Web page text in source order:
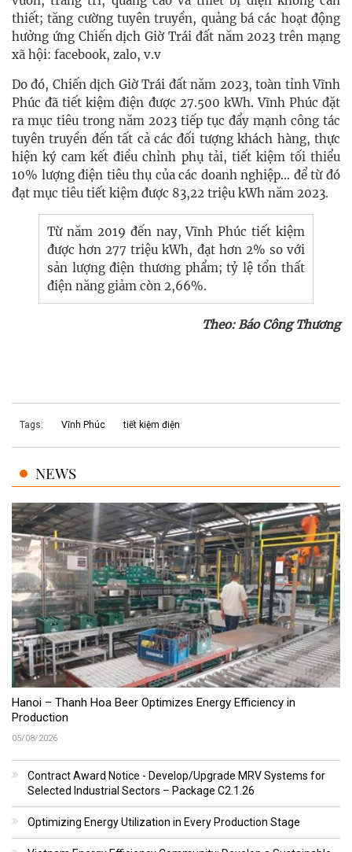
thiết; tăng cường tuyên truyền, quảng bá các hoạt động
hưởng ứng Chiến dịch Giờ Trái đất năm 2023 trên mạng
xã hội: facebook, zalo, v.v
Do đó, Chiến dịch Giờ Trái đất năm 2023, toàn tỉnh Vĩnh
Phúc đã tiết kiệm điện được 27.500 kWh. Vĩnh Phúc đặt
ra mục tiêu trong năm 2023 tiếp tục đẩy mạnh công tác
tuyên truyền đến tất cả các đối tượng khách hàng, thực
hiện ký cam kết điều chỉnh phụ tải, tiết kiệm tối thiểu
10% lượng điện tiêu thụ của các doanh nghiệp… để từ đó
đạt mục tiêu tiết kiệm được 83,22 triệu kWh năm 2023.
Từ năm 2019 đến nay, Vĩnh Phúc tiết kiệm
được hơn 277 triệu kWh, đạt hơn 2% so với
sản lượng điện thương phẩm; tỷ lệ tổn thất
điện năng giảm còn 2,66%.
Theo: Báo Công Thương
Tags: Vĩnh Phúc tiết kiệm điện
NEWS
Hanoi – Thanh Hoa Beer Optimizes Energy Efficiency in
Production
05/08/2026
Contract Award Notice - Develop/Upgrade MRV Systems for
Selected Industrial Sectors – Package C2.1.26
Optimizing Energy Utilization in Every Production Stage